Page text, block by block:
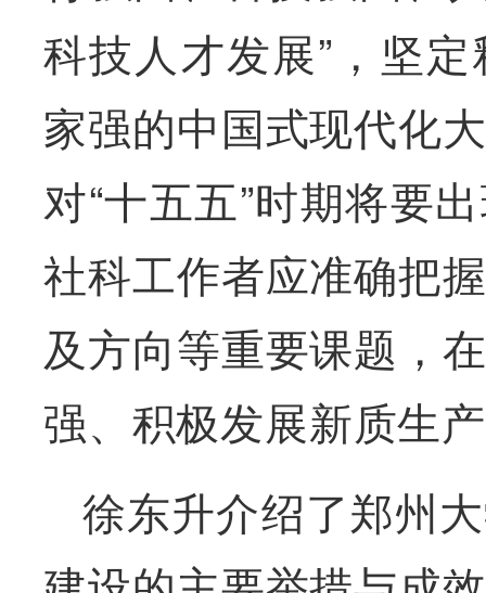
科技人才发展”，坚
家强的中国式现代化
对“十五五”时期将要
社科工作者应准确把
及方向等重要课题，
强、积极发展新质生
徐东升介绍了郑州